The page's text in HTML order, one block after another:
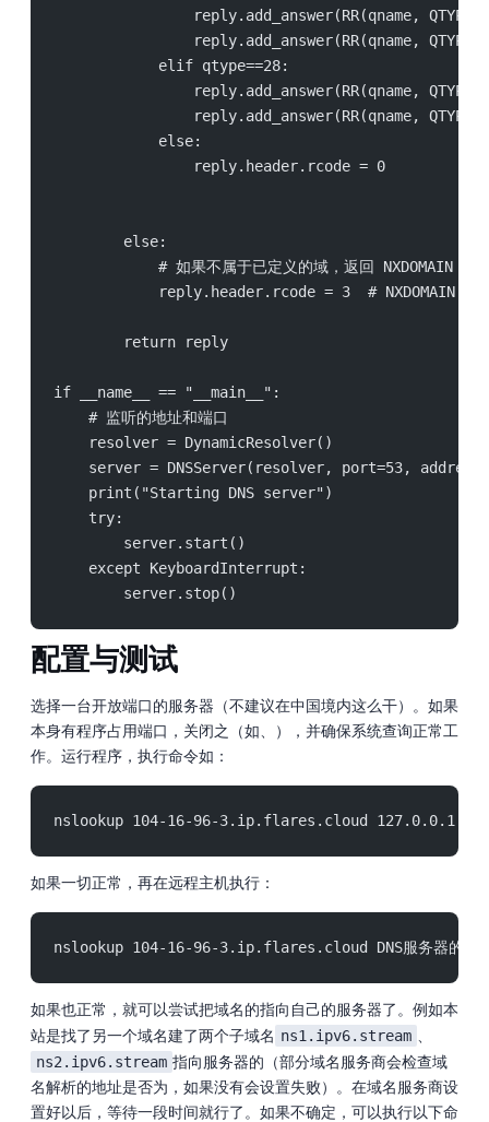
reply.add_answer(RR(qname,
reply.add_answer(RR(qname,
            elif qtype==28:
reply.add_answer(RR(qname,
reply.add_answer(RR(qname,
            else:
                reply.header.rcode = 0
        else:
            # 如果不属于已定义的域，返回 NXDOMAIN
            reply.header.rcode = 3  # NXDOMAIN
        return reply
if __name__ == "__main__":
    # 监听的地址和端口
    resolver = DynamicResolver()
server = DNSServer(resolver, port=53,
    print("Starting DNS server")
    try:
        server.start()
    except KeyboardInterrupt:
        server.stop()
配置与测试
选择一台开放 53 端口的服务器（不建议在中国境内这么干）。如果
本身有程序占用 53 端口，关闭之（如 dnsmaq、systemd-resolved），并确保系统 DNS 查询正常工
作。运行 Python 程序，执行命令如：
nslookup 104-16-96-3.ip.flares.cloud 127.0.0.1
如果一切正常，再在远程主机执行：
nslookup 104-16-96-3.ip.flares.cloud DNS服务器的IP
如果也正常，就可以尝试把域名的 NameServer 指向自己的 DNS 服务器了。例如本
站是找了另一个域名建了两个子域名 ns1.ipv6.stream 、
ns2.ipv6.stream 指向 DNS 服务器的 IPv4/IPv6（部分域名服务商会检查 NS 域
名 A 解析的 IP 地址是否为 DNS，如果没有会设置失败）。在域名服务商设
置好以后，等待一段时间就行了。如果不确定，可以执行以下命